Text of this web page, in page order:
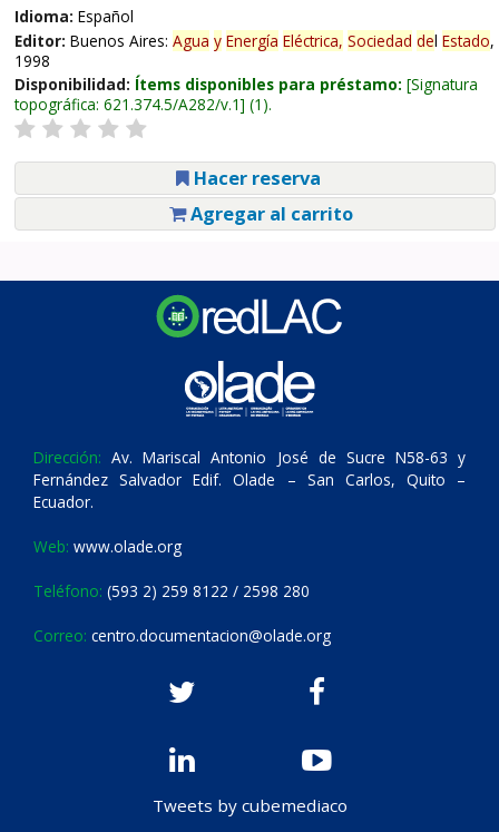
Idioma: Español
Editor: Buenos Aires: Agua y Energía Eléctrica, Sociedad del Estado,
1998
Disponibilidad: Ítems disponibles para préstamo: Signatura
topográfica: 621.374.5/A282/v.1 (1).
Hacer reserva
Agregar al carrito
Dirección: Av. Mariscal Antonio José de Sucre N58-63 y
Fernández Salvador Edif. Olade – San Carlos, Quito –
Ecuador.
Web: www.olade.org
Teléfono: (593 2) 259 8122 / 2598 280
Correo: centro.documentacion@olade.org
Tweets by cubemediaco